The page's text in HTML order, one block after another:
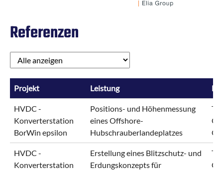
Referenzen
Projekt Leistung
HVDC -
Konverterstation
BorWin epsilon
Positions- und Höhenmessung
eines Offshore-
Hubschrauberlandeplatzes
HVDC -
Konverterstation
Erstellung eines Blitzschutz- und
Erdungskonzepts für